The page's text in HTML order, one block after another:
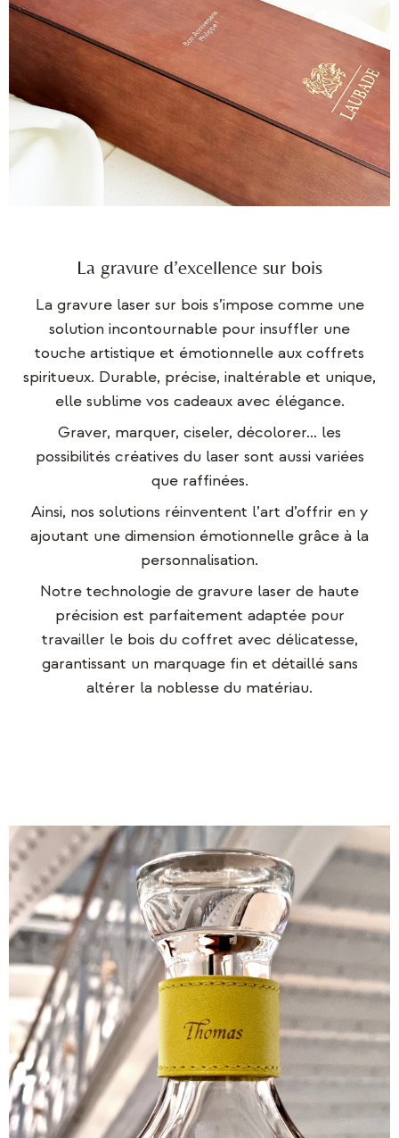
La gravure d’excellence sur bois
La gravure laser sur bois s’impose comme une
solution incontournable pour insuffler une
touche artistique et émotionnelle aux coffrets
spiritueux. Durable, précise, inaltérable et unique,
elle sublime vos cadeaux avec élégance.
Graver, marquer, ciseler, décolorer… les
possibilités créatives du laser sont aussi variées
que raffinées.
Ainsi, nos solutions réinventent l’art d’offrir en y
ajoutant une dimension émotionnelle grâce à la
personnalisation.
Notre technologie de gravure laser de haute
précision est parfaitement adaptée pour
travailler le bois du coffret avec délicatesse,
garantissant un marquage fin et détaillé sans
altérer la noblesse du matériau.